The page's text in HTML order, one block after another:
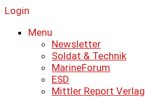
Login
Menu
Newsletter
Soldat & Technik
MarineForum
ESD
Mittler Report Verlag